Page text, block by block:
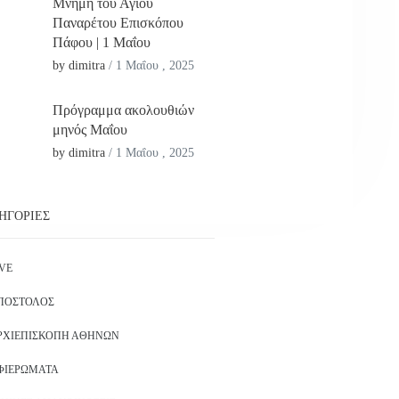
Μνήμη του Αγίου
Παναρέτου Επισκόπου
Πάφου | 1 Μαΐου
by dimitra / 1 Μαΐου , 2025
Πρόγραμμα ακολουθιών
μηνός Μαΐου
by dimitra / 1 Μαΐου , 2025
ΑΘΗΝΏΝ